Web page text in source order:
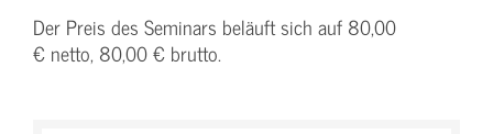
Der Preis des Seminars beläuft sich auf 80,00
€ netto, 80,00 € brutto.